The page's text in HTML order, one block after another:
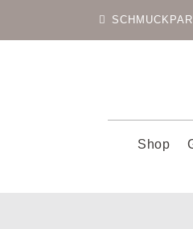
Shop